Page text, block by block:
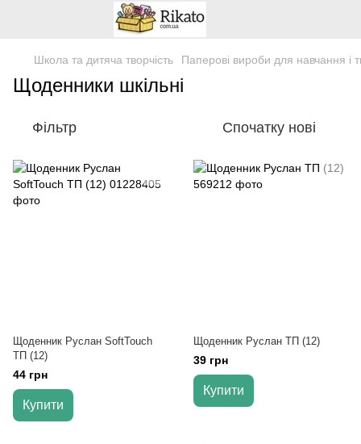
Школа та дитяча творчість Паперові вироби для навчання і
Щоденники шкільні
Фільтр Спочатку нові
Щоденник Руслан SoftTouch
ТП (12)
44 грн
Купити
Щоденник Руслан ТП (12)
39 грн
Купити